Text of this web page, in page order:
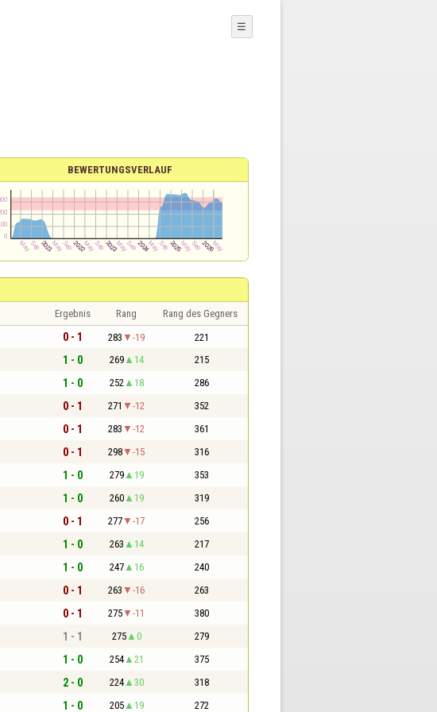
☰
BEWERTUNGSVERLAUF
Ergebnis Rang Rang des Gegners
0 - 1 283 -19 221
1 - 0 269 14 215
1 - 0 252 18 286
0 - 1 271 -12 352
0 - 1 283 -12 361
0 - 1 298 -15 316
1 - 0 279 19 353
1 - 0 260 19 319
0 - 1 277 -17 256
1 - 0 263 14 217
1 - 0 247 16 240
0 - 1 263 -16 263
0 - 1 275 -11 380
1 - 1 275 0 279
1 - 0 254 21 375
2 - 0 224 30 318
1 - 0 205 19 272